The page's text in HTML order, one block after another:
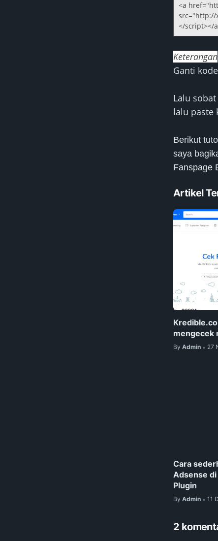
<a
src="http://
</script></
Keterangan
Ganti
Lalu
lalu paste
Berikut
saya
Fanspage
Artikel
mengecek
By Admin • 27
Cara
Adsense
Plugin
By Admin • 11
2